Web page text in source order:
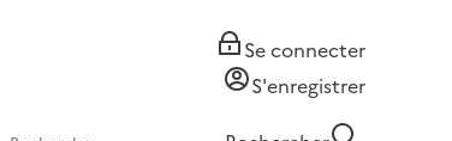
Se connecter
S'enregistrer